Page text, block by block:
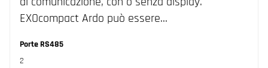
Other (1)
Regin (32)
Controllore
Freely Programmable (14)
I/O-Module (15)
Alimentazione
230 V AC (5)
Montaggio
EXOcompact Ardo può essere…
Porte RS485
2